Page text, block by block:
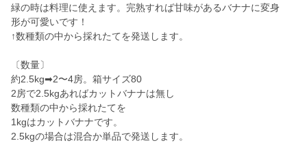
緑の時は料理に使えます。完熟すれば甘味があるバナナに変身
形が可愛いです！
↑数種類の中から採れたてを発送します。
〔数量〕
約2.5kg➡︎2〜4房。箱サイズ80
2房で2.5kgあればカットバナナは無し
数種類の中から採れたてを
1kgはカットバナナです。
2.5kgの場合は混合か単品で発送します。